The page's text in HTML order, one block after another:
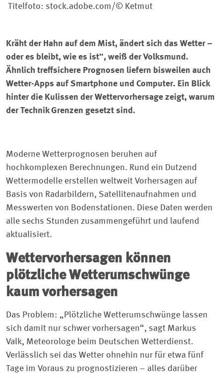
Titelfoto: stock.adobe.com/© Ketmut
Kräht der Hahn auf dem Mist, ändert sich das Wetter –
oder es bleibt, wie es ist“, weiß der Volksmund.
Ähnlich treffsichere Prognosen liefern bisweilen auch
Wetter-Apps auf Smartphone und Computer. Ein Blick
hinter die Kulissen der Wettervorhersage zeigt, warum
der Technik Grenzen gesetzt sind.
Moderne Wetterprognosen beruhen auf
hochkomplexen Berechnungen. Rund ein Dutzend
Wettermodelle erstellen weltweit Vorhersagen auf
Basis von Radarbildern, Satellitenaufnahmen und
Messwerten von Bodenstationen. Diese Daten werden
alle sechs Stunden zusammengeführt und laufend
aktualisiert.
Wettervorhersagen können
plötzliche Wetterumschwünge
kaum vorhersagen
Das Problem: „Plötzliche Wetterumschwünge lassen
sich damit nur schwer vorhersagen“, sagt Markus
Valk, Meteorologe beim Deutschen Wetterdienst.
Verlässlich sei das Wetter ohnehin nur für etwa fünf
Tage im Voraus zu prognostizieren – ­alles darüber